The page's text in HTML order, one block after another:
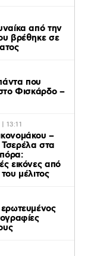
από την
βρέθηκε σε
που
Φισκάρδο –
13:11
–
στα
εικόνες από
μέλιτος